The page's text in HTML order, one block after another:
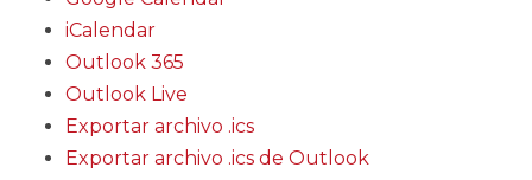
iCalendar
Outlook 365
Outlook Live
Exportar archivo .ics
Exportar archivo .ics de Outlook